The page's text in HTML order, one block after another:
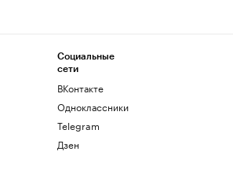
Социальные
сети
ВКонтакте
Одноклассники
Telegram
Дзен